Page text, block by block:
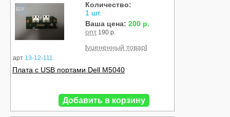
Б/У
арт 13-12-111
Количество:
1 шт.
Ваша цена: 200 р.
опт 190 р.
[уцененный товар]
Плата с USB портами Dell M5040
Добавить в корзину